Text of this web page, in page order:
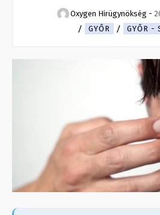
Oxygen Hirügynökség -
GYŐR
GYŐR -